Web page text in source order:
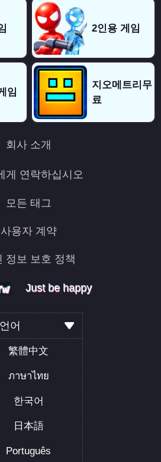
2인용 게임
임
지오메트리무
료
회사 소개
게 연락하십시오
모든 태그
사용자 계약
정보 보호 정책
Just be happy
Just be happy
Just be happy
언어
繁體中文
ภาษาไทย
한국어
日本語
Português